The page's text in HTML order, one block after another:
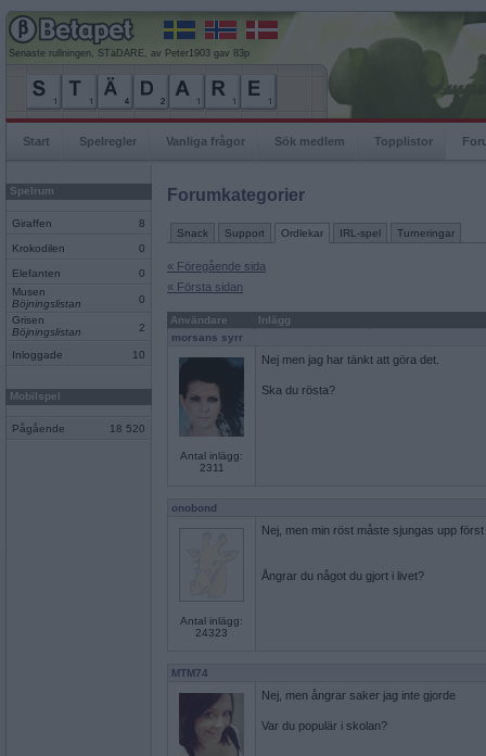
Senaste rullningen, STäDARE, av Peter1903 gav 83p
Start Spelregler Vanliga frågor Sök medlem Topplistor
Spelrum
Giraffen 8
Krokodilen 0
Elefanten
0
Musen
Böjningslistan
0
Grisen
Böjningslistan
2
Inloggade 10
Mobilspel
Pågående 18 520
Forumkategorier
Snack Support Ordlekar IRL-spel Turneringar
« Föregående sida
« Första sidan
Användare
Inlägg
morsans syrr
Antal inlägg:
2311
Nej men jag har tänkt att göra det.
Ska du rösta?
onobond
Antal inlägg:
24323
Nej, men min röst måste sjungas upp först
Ångrar du något du gjort i livet?
MTM74
Nej, men ångrar saker jag inte gjorde
Var du populär i skolan?